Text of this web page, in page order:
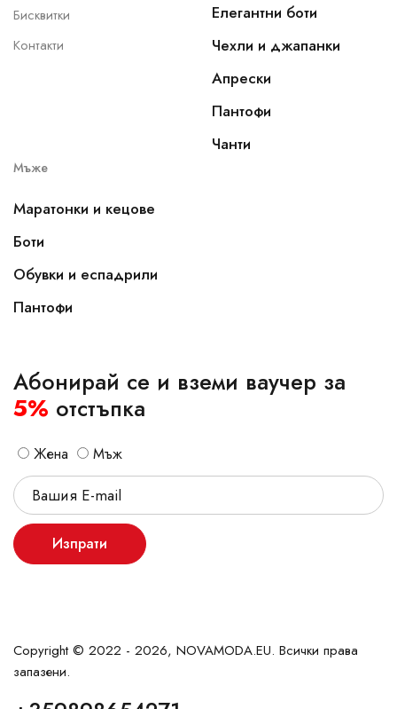
Бисквитки
Контакти
Елегантни боти
Чехли и джапанки
Апрески
Пантофи
Чанти
Мъже
Маратонки и кецове
Боти
Обувки и еспадрили
Пантофи
Абонирай се и вземи ваучер за
5% отстъпка
Жена Мъж
Изпрати
Copyright © 2022 - 2026, NOVAMODA.EU. Всички права
запазени.